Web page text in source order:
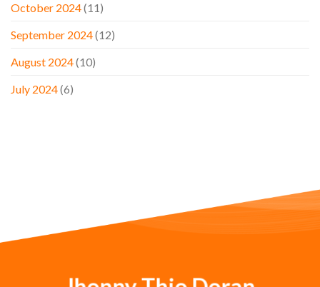
October 2024(11)
September 2024(12)
August 2024(10)
July 2024(6)